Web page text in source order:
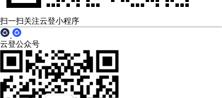
扫一扫关注云登小程序
云登公众号